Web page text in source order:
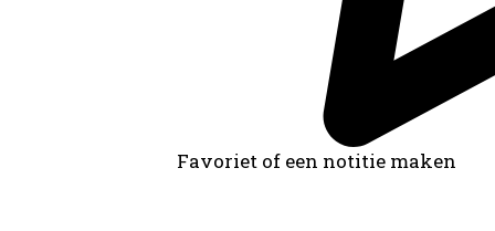
Favoriet of een notitie maken